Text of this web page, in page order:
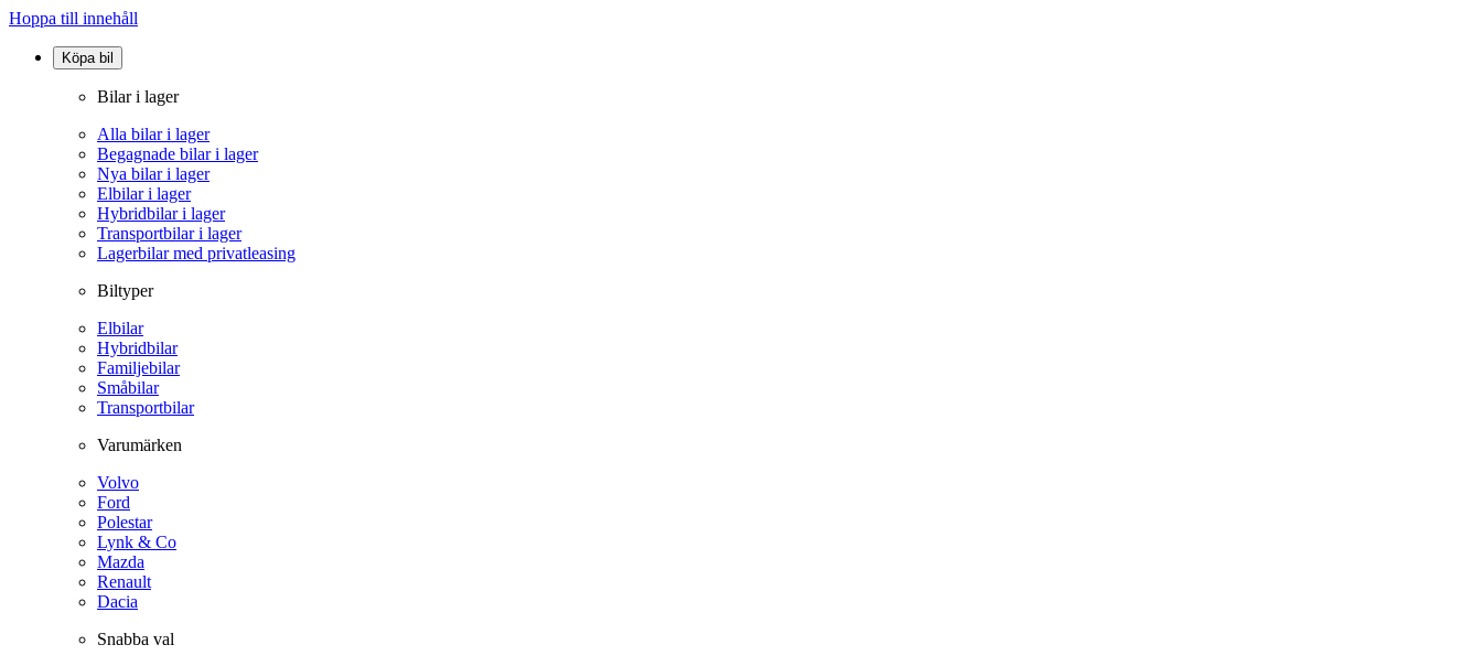
Hoppa till innehåll
Köpa bil
Bilar i lager
Alla bilar i lager
Begagnade bilar i lager
Nya bilar i lager
Elbilar i lager
Hybridbilar i lager
Transportbilar i lager
Lagerbilar med privatleasing
Biltyper
Elbilar
Hybridbilar
Familjebilar
Småbilar
Transportbilar
Varumärken
Volvo
Ford
Polestar
Lynk & Co
Mazda
Renault
Dacia
Snabba val